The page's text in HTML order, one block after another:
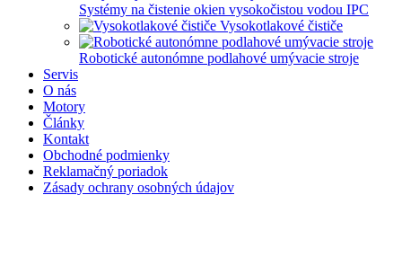
Systémy na čistenie okien vysokočistou vodou IPC
Vysokotlakové čističe
Robotické autonómne podlahové umývacie stroje
Servis
O nás
Motory
Články
Kontakt
Obchodné podmienky
Reklamačný poriadok
Zásady ochrany osobných údajov